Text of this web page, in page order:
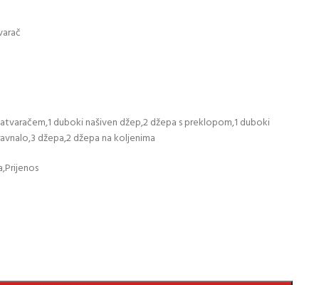
duboki našiven džep,2 džepa s preklopom,1 duboki
džepa,2 džepa na koljenima